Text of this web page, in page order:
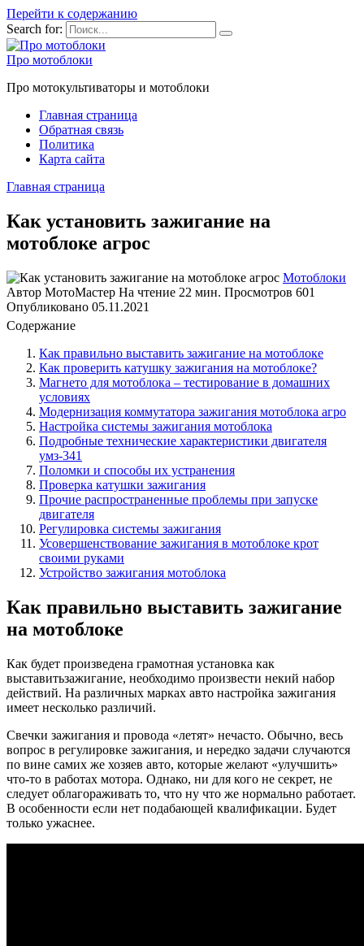
Перейти к содержанию
Search for:
Про мотоблоки
Про мотокультиваторы и мотоблоки
Главная страница
Обратная связь
Политика
Карта сайта
Главная страница
Как установить зажигание на
мотоблоке агрос
Мотоблоки
Автор МотоМастер На чтение 22 мин. Просмотров 601
Опубликовано 05.11.2021
Содержание
Как правильно выставить зажигание на мотоблоке
Как проверить катушку зажигания на мотоблоке?
Магнето для мотоблока – тестирование в домашних
условиях
Модернизация коммутатора зажигания мотоблока агро
Настройка системы зажигания мотоблока
Подробные технические характеристики двигателя
умз-341
Поломки и способы их устранения
Проверка катушки зажигания
Прочие распространенные проблемы при запуске
двигателя
Регулировка системы зажигания
Усовершенствование зажигания в мотоблоке крот
своими руками
Устройство зажигания мотоблока
Как правильно выставить зажигание
на мотоблоке
Как будет произведена грамотная установка как
выставитьзажигание, необходимо произвести некий набор
действий. На различных марках авто настройка зажигания
имеет несколько различий.
Свечки зажигания и провода «летят» нечасто. Обычно, весь
вопрос в регулировке зажигания, и нередко задачи случаются
по вине самих же хозяев авто, которые желают «улучшить»
что-то в работах мотора. Однако, ни для кого не секрет, не
следует облагораживать то, что ну что же нормально работает.
В особенности если нет подабающей квалификации. Будет
только ужаснее.